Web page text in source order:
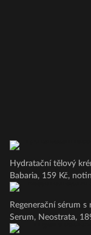
Hydratační tělový
Babaria, 159 Kč,
Regenerační sérum
Serum, Neostrata,